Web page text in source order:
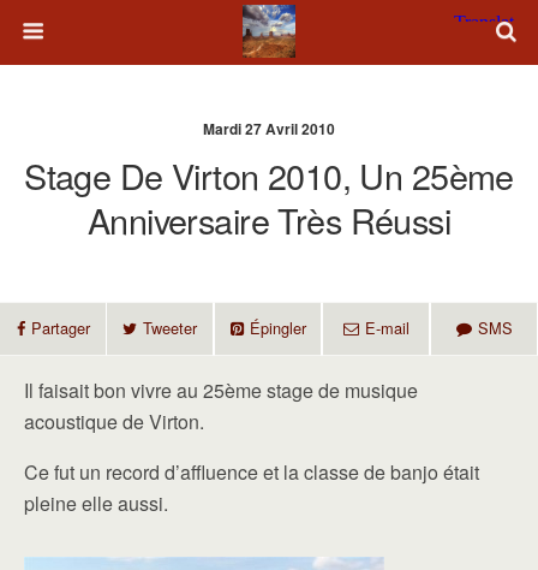
Mardi 27 Avril 2010
Stage De Virton 2010, Un 25ème
Anniversaire Très Réussi
Partager Tweeter Épingler E-mail SMS
Il faisait bon vivre au 25ème stage de musique
acoustique de Virton.
Ce fut un record d’affluence et la classe de banjo était
pleine elle aussi.